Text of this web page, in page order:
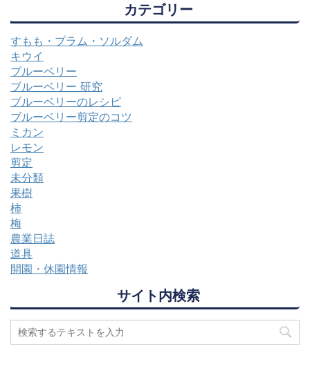
カテゴリー
すもも・プラム・ソルダム
キウイ
ブルーベリー
ブルーベリー 研究
ブルーベリーのレシピ
ブルーベリー剪定のコツ
ミカン
レモン
剪定
未分類
果樹
柿
梅
農業日誌
道具
開園・休園情報
サイト内検索